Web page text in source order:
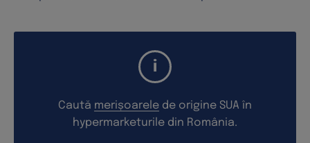
Caută merișoarele de origine SUA în
hypermarketurile din România.